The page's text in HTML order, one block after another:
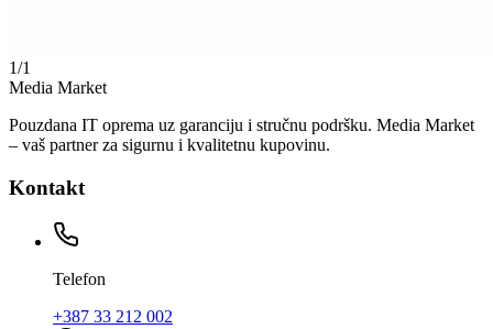
1/1
Media Market
Pouzdana IT oprema uz garanciju i stručnu podršku. Media Market
– vaš partner za sigurnu i kvalitetnu kupovinu.
Kontakt
Telefon
+387 33 212 002